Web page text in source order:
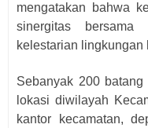
mengatakan bahwa
sinergitas
kelestarian lingkungan
Sebanyak 200
lokasi diwilayah
kantor kecamatan,